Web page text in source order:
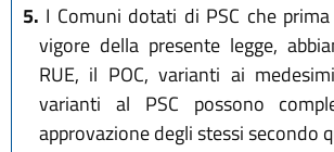
5. I Comuni dotati di PSC che
vigore della presente legge,
RUE, il POC, varianti ai
varianti al PSC possono
approvazione degli stessi secondo